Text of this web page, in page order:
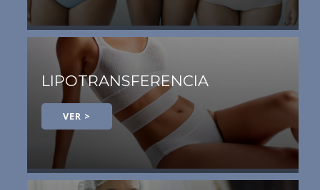
LIPOTRANSFERENCIA
VER >